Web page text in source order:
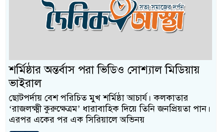
শর্মিষ্ঠার অন্তর্বাস পরা ভিডিও সোশ্যাল মিডিয়ায়
ভাইরাল
ছোটপর্দায় বেশ পরিচিত মুখ শর্মিষ্ঠা আচার্য। কলকাতার
‘রাজলক্ষ্মী কুরুক্ষেত্রম’ ধারাবাহিক দিয়ে তিনি জনপ্রিয়তা পান।
এরপর একের পর এক সিরিয়ালে অভিনয়